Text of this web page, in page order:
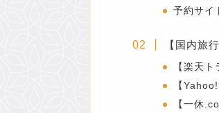
予約サイ
【国内旅
【楽天
【
【一休